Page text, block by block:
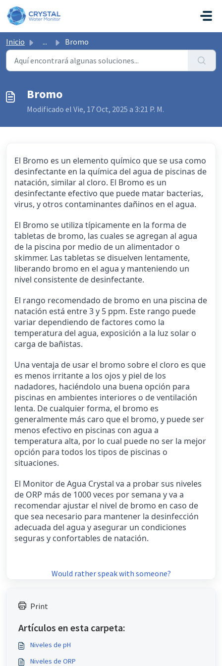
Saltar al contenido principal
Inicio ... Bromo
Bromo
Modificado el Vie, 17 Oct, 2025 a 3:21 P. M.
El Bromo es un elemento químico que se usa como
desinfectante en la química del agua de piscinas de
natación, similar al cloro. El Bromo es un
desinfectante efectivo que puede matar bacterias,
virus, y otros contaminantes dañinos en el agua.
El Bromo se utiliza típicamente en la forma de
tabletas de bromo, las cuales se agregan al agua
de la piscina por medio de un alimentador o
skimmer. Las tabletas se disuelven lentamente,
liberando bromo en el agua y manteniendo un
nivel consistente de desinfectante.
El rango recomendado de bromo en una piscina de
natación está entre 3 y 5 ppm. Este rango puede
variar dependiendo de factores como la
temperatura del agua, exposición a la luz solar o
carga de bañistas.
Una ventaja de usar el bromo sobre el cloro es que
es menos irritante a los ojos y piel de los
nadadores, haciéndolo una buena opción para
piscinas en ambientes interiores o de ventilación
lenta. De cualquier forma, el bromo es
generalmente más caro que el bromo, y puede ser
menos efectivo en piscinas con agua a
temperatura alta, por lo cual puede no ser la mejor
opción para todos los tipos de piscinas o
situaciones.
El Monitor de Agua Crystal va a probar sus niveles
de ORP más de 1000 veces por semana y va a
recomendar ajustar el nivel de bromo en caso de
que sea necesario para mantener la desinfección
adecuada del agua y asegurar un condiciones
seguras y confortables de natación.
Would rather speak with someone?
Print
Artículos en esta carpeta:
Niveles de pH
Niveles de ORP